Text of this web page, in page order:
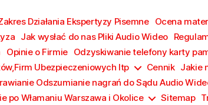
Działania Ekspertyzy Pisemne Ocena
Jak wysłać do nas Pliki Audio Wideo
Opinie o Firmie Odzyskiwanie telefony karty
Ubezpieczeniowych Itp
Cennik Jakie
Odszumianie nagrań do Sądu Audio
po Włamaniu Warszawa i Okolice Sitemap